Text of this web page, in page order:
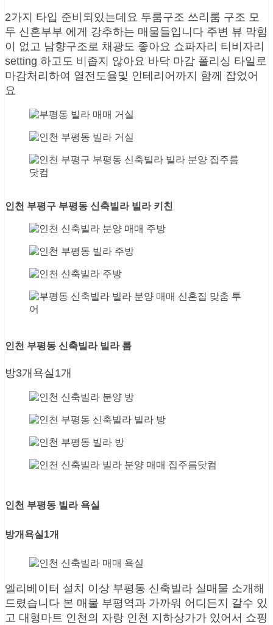
2가지 타입 준비되있는데요 투룸구조 쓰리룸 구조 모
두 신혼부부 에게 강추하는 매물들입니다 주변 뷰 막힘
이 없고 남향구조로 채광도 좋아요 쇼파자리 티비자리
setting 하고도 비좁지 않아요 바닥 마감 폴리싱 타일로
마감처리하여 열전도율및 인테리어까지 함께 잡었어
요
인천 부평구 부평동 신축빌라 빌라 키친
인천 부평동 신축빌라 빌라 룸
방3개욕실1개
인천 부평동 빌라 욕실
방개욕실1개
엘리베이터 설치 이상 부평동 신축빌라 실매물 소개해
드렸습니다 본 매물 부평역과 가까워 어디든지 갈수 있
고 대형마트 인천의 자랑 인천 지하상가가 있어서 쇼핑